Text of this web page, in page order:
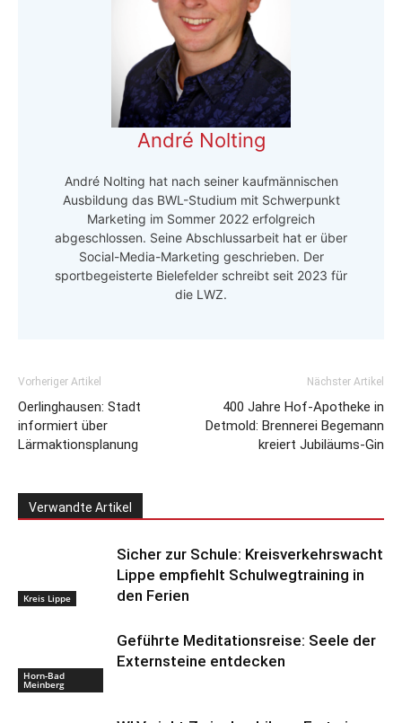
André Nolting
André Nolting hat nach seiner kaufmännischen
Ausbildung das BWL-Studium mit Schwerpunkt
Marketing im Sommer 2022 erfolgreich
abgeschlossen. Seine Abschlussarbeit hat er über
Social-Media-Marketing geschrieben. Der
sportbegeisterte Bielefelder schreibt seit 2023 für
die LWZ.
Vorheriger Artikel
Oerlinghausen: Stadt
informiert über
Lärmaktionsplanung
Nächster Artikel
400 Jahre Hof-Apotheke in
Detmold: Brennerei Begemann
kreiert Jubiläums-Gin
Verwandte Artikel
Kreis Lippe
Sicher zur Schule: Kreisverkehrswacht
Lippe empfiehlt Schulwegtraining in
den Ferien
Horn-Bad
Meinberg
Geführte Meditationsreise: Seele der
Externsteine entdecken